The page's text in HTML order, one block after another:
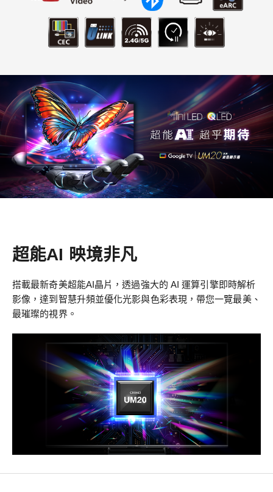
超能AI 映境非凡
搭載最新奇美超能AI晶片，透過強大的 AI 運算引擎即時解析
影像，達到智慧升頻並優化光影與色彩表現，帶您一覽最美、
最璀璨的視界。